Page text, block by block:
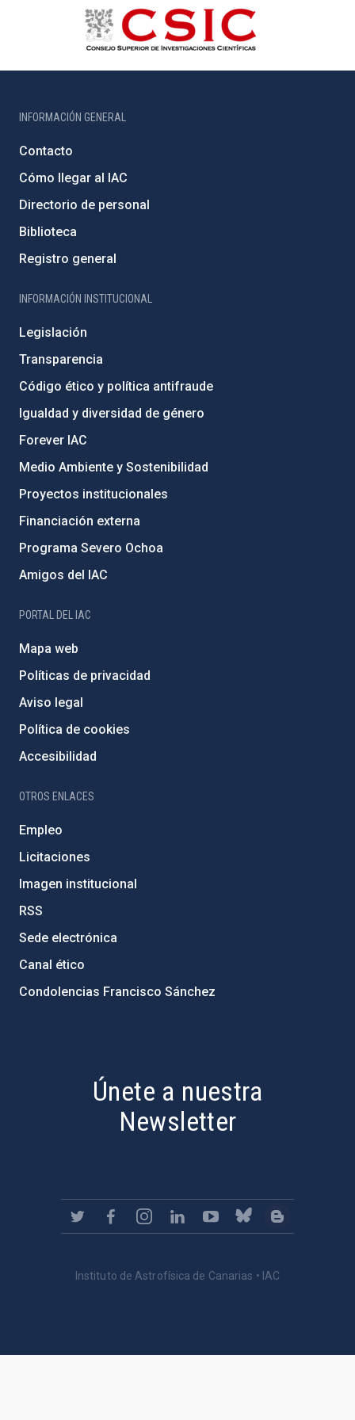
INFORMACIÓN GENERAL
Contacto
Cómo llegar al IAC
Directorio de personal
Biblioteca
Registro general
INFORMACIÓN INSTITUCIONAL
Legislación
Transparencia
Código ético y política antifraude
Igualdad y diversidad de género
Forever IAC
Medio Ambiente y Sostenibilidad
Proyectos institucionales
Financiación externa
Programa Severo Ochoa
Amigos del IAC
PORTAL DEL IAC
Mapa web
Políticas de privacidad
Aviso legal
Política de cookies
Accesibilidad
OTROS ENLACES
Empleo
Licitaciones
Imagen institucional
RSS
Sede electrónica
Canal ético
Condolencias Francisco Sánchez
Únete a nuestra
Newsletter
Instituto de Astrofísica de Canarias • IAC